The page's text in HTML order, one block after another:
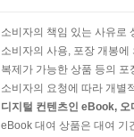
소비자의 책임 있는 사유로
소비자의 사용, 포장 개봉
복제가 가능한 상품 등의
소비자의 요청에 따라 개별
디지털 컨텐츠인 eBook,
eBook 대여 상품은 대여 기